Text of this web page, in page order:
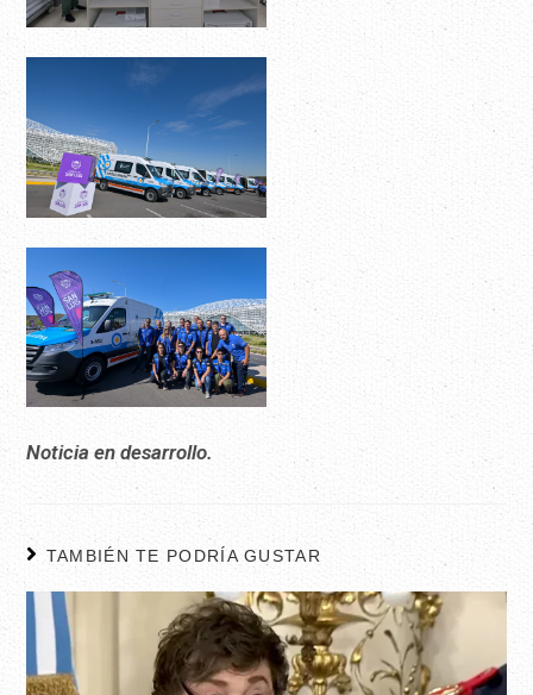
Noticia en desarrollo.
TAMBIÉN TE PODRÍA GUSTAR